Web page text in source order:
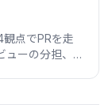
点でPRを走
ーの分担、